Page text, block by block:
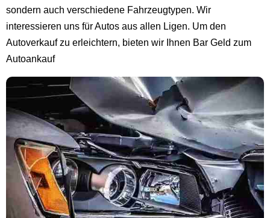
sondern auch verschiedene Fahrzeugtypen. Wir
interessieren uns für Autos aus allen Ligen. Um den
Autoverkauf zu erleichtern, bieten wir Ihnen Bar Geld zum
Autoankauf